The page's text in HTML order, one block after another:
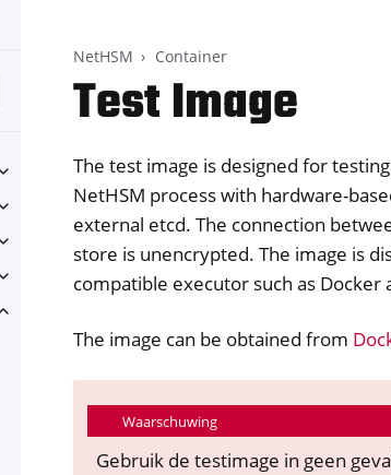
Toggle navigation of Nitrokeys
Toggle navigation of NitroPad, NitroPC
Toggle navigation of NitroTelefoon, NitroTablet
Toggle navigation of NextBox
Toggle navigation of NetHSM
NetHSM Container
Test Image
The test image is designed for
NetHSM process with hardware-
external etcd. The connection
store is unencrypted. The image is
compatible executor such as Docker
The image can be obtained from
Waarschuwing
Gebruik de testimage in geen